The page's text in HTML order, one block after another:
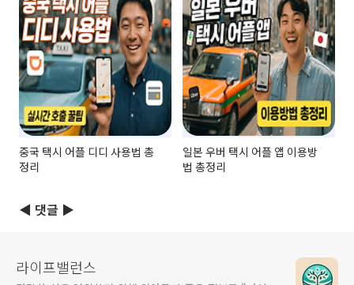
중국 택시 어플 디디 사용법 총
정리
일본 우버 택시 어플 앱 이용방
법 총정리
◀ 댓글 ▶
라이프밸런스